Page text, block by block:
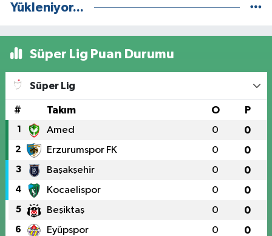
Yükleniyor...
Süper Lig Puan Durumu
Süper Lig
# Takım O P
1 Amed 0 0
2 Erzurumspor FK 0 0
3 Başakşehir 0 0
4 Kocaelispor 0 0
5 Beşiktaş 0 0
6 Eyüpspor 0 0